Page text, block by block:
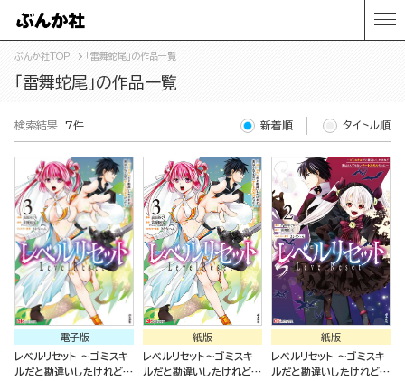
ぶんか社TOP 「雷舞蛇尾」の作品一覧
「雷舞蛇尾」の作品一覧
検索結果 7件 新着順 タイトル順
電子版
レベルリセット ～ゴミスキ
ルだと勘違いしたけれど実
紙版
レベルリセット～ゴミスキ
ルだと勘違いしたけれど実
紙版
レベルリセット ～ゴミスキ
ルだと勘違いしたけれど実